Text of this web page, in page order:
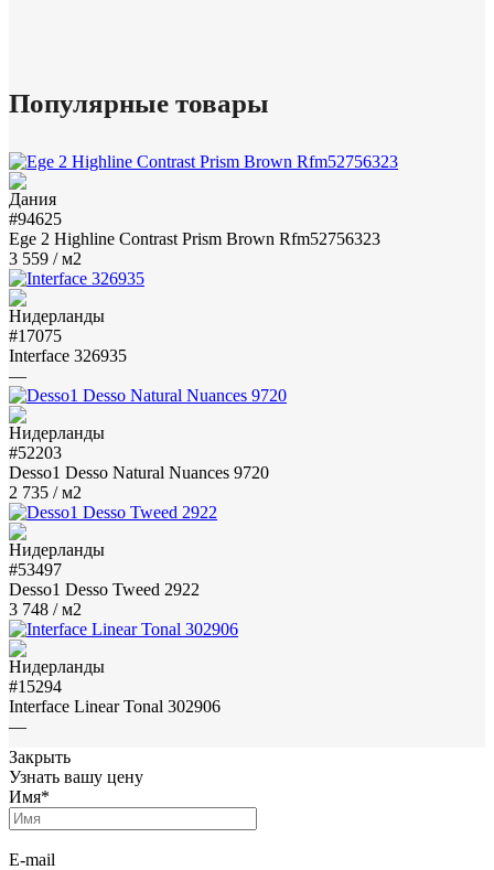
Популярные товары
#94625
Ege 2 Highline Contrast Prism Brown Rfm52756323
3 559 / м2
#17075
Interface 326935
—
#52203
Desso1 Desso Natural Nuances 9720
2 735 / м2
#53497
Desso1 Desso Tweed 2922
3 748 / м2
#15294
Interface Linear Tonal 302906
—
Закрыть
Узнать вашу цену
Имя*
E-mail